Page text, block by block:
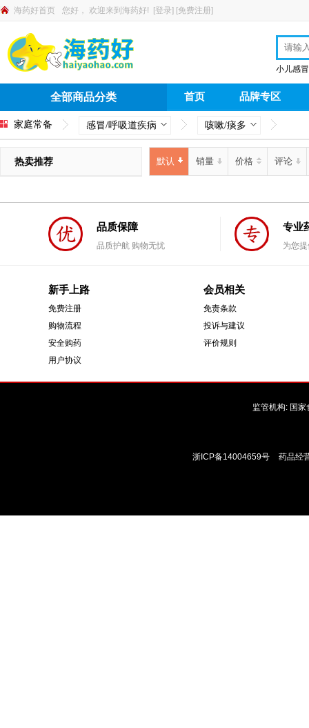
海药好首页 您好， 欢迎来到海药好! [登录] [免费注册]
小儿感冒
全部商品分类 首页 品牌专区
家庭常备 感冒/呼吸道疾病 咳嗽/痰多
热卖推荐 默认 销量 价格 评论
品质保障
品质护航 购物无忧
专业
为您
新手上路
免费注册
购物流程
安全购药
用户协议
会员相关
免责条款
投诉与建议
评价规则
监管机构: 国家
浙ICP备14004659号 药品经